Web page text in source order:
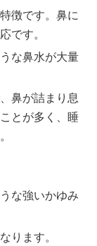
徴です。鼻に
です。
な鼻水が大量
鼻が詰まり息
とが多く、睡
な強いかゆみ
ります。